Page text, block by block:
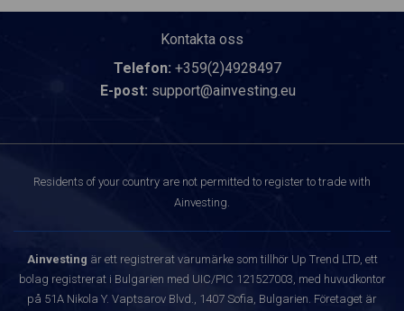
Kontakta oss
Telefon: +359(2)4928497
E-post: support@ainvesting.eu
Residents of your country are not permitted to register to trade with
Ainvesting.
Ainvesting är ett registrerat varumärke som tillhör Up Trend LTD, ett
bolag registrerat i Bulgarien med UIC/PIC 121527003, med huvudkontor
på 51A Nikola Y. Vaptsarov Blvd., 1407 Sofia, Bulgarien. Företaget är